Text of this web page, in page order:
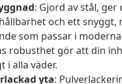
: Gjord av stål, ger
och ett snyggt,
som passar i
robusthet gör att din
i alla väder.
yta: